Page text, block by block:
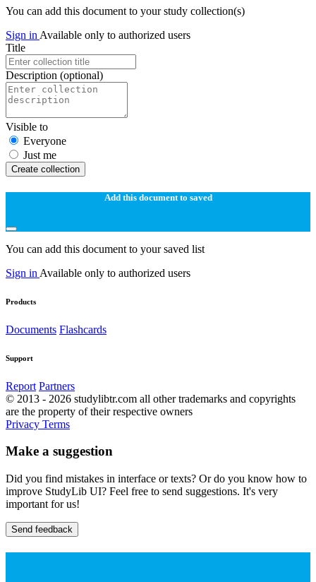
You can add this document to your study collection(s)
Sign in Available only to authorized users
Title
Description (optional)
Visible to
Everyone
Just me
Create collection
Add this document to saved
You can add this document to your saved list
Sign in Available only to authorized users
Products
Documents Flashcards
Support
Report Partners
© 2013 - 2026 studylibtr.com all other trademarks and copyrights
are the property of their respective owners
Privacy Terms
Make a suggestion
Did you find mistakes in interface or texts? Or do you know how to
improve StudyLib UI? Feel free to send suggestions. It's very
important for us!
Send feedback